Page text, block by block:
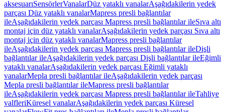
aksesuarıSensörlerVanalarDüz yataklı vanalarAşağıdakilerin yedek
parçası Düz yataklı vanalarMapress presli bağlantılar
ileAşağıdakilerin yedek parçası Mapress presli bağlantılar ileSıva altı
montaj için düz yataklı vanalarAşağıdakilerin yedek parçası Sıva altı
montaj için düz yataklı vanalarMapress presli bağlantılar
ileAşağıdakilerin yedek parçası Mapress presli bağlantılar ileDişli
bağlantılar ileAşağıdakilerin yedek parçası Dişli bağlantılar ileEğimli
yataklı vanalarAşağıdakilerin yedek parçası Eğimli yataklı
vanalarMepla presli bağlantılar ileAşağıdakilerin yedek parçası
Mepla presli bağlantılar ileMapress presli bağlantılar
ileAşağıdakilerin yedek parçası Mapress presli bağlantılar ileTahliye
valfleriKüresel vanalarAşağıdakilerin yedek parçası Küresel